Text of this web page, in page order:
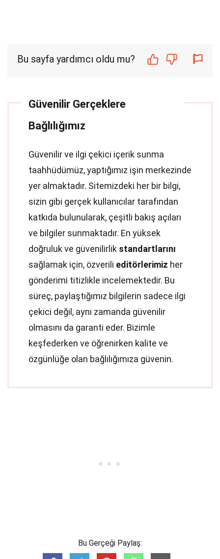
Bu sayfa yardımcı oldu mu?
Güvenilir Gerçeklere
Bağlılığımız
Güvenilir ve ilgi çekici içerik sunma
taahhüdümüz, yaptığımız işin merkezinde
yer almaktadır. Sitemizdeki her bir bilgi,
sizin gibi gerçek kullanıcılar tarafından
katkıda bulunularak, çeşitli bakış açıları
ve bilgiler sunmaktadır. En yüksek
doğruluk ve güvenilirlik standartlarını
sağlamak için, özverili editörlerimiz her
gönderimi titizlikle incelemektedir. Bu
süreç, paylaştığımız bilgilerin sadece ilgi
çekici değil, aynı zamanda güvenilir
olmasını da garanti eder. Bizimle
keşfederken ve öğrenirken kalite ve
özgünlüğe olan bağlılığımıza güvenin.
Bu Gerçeği Paylaş: